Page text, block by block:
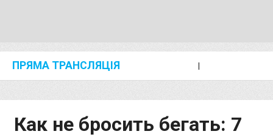
ПРЯМА ТРАНСЛЯЦІЯ I
Как не бросить бегать: 7